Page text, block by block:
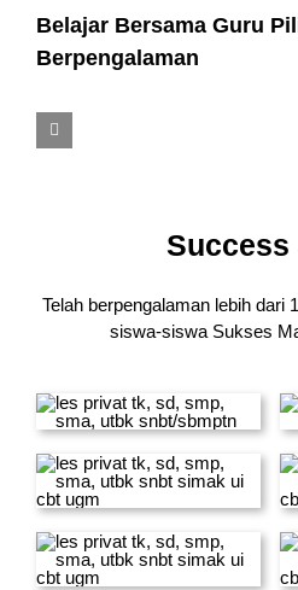
Belajar Bersama Guru
Berpengalaman
Success
Telah berpengalaman lebih dari
siswa-siswa Sukses